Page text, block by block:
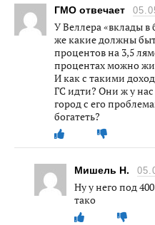
ГМО отвечает
У Веллера «вклады
же какие должны
процентов на 3,5
процентах можно
И как с такими
ГС идти? Они ж у
город с его
богатеть?
Мишель Н.
Ну у него под
тако